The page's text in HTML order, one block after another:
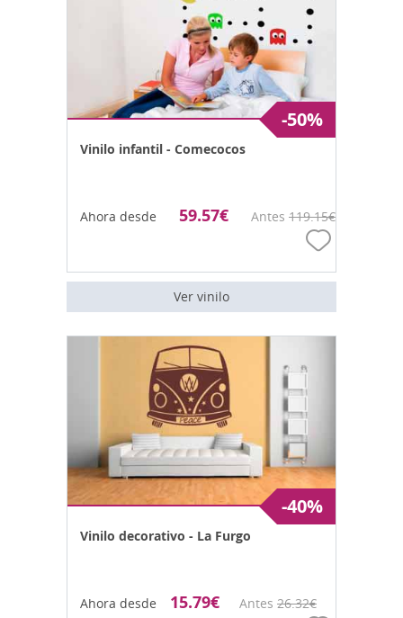
Vinilo infantil - Comecocos
-50%
Ahora desde 59.57€ Antes 119.15€
Ver vinilo
Vinilo decorativo - La Furgo
-40%
Ahora desde 15.79€ Antes 26.32€